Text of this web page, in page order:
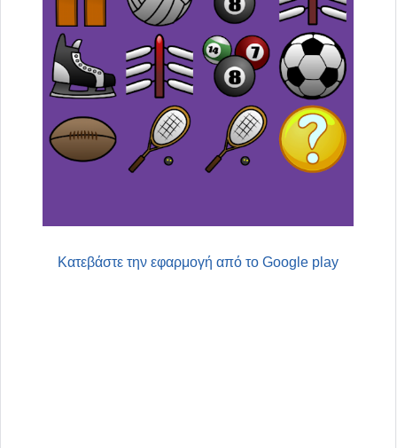
Κατεβάστε την εφαρμογή από το Google play